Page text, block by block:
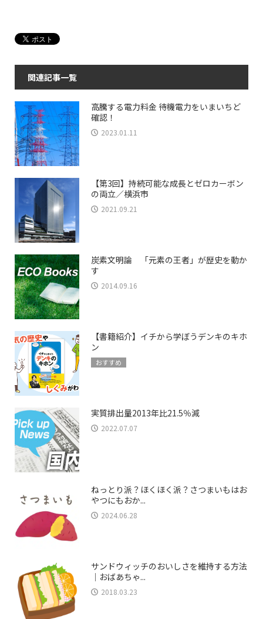
関連記事一覧
高騰する電力料金 待機電力をいまいちど
確認！
2023.01.11
【第3回】持続可能な成長とゼロカーボン
の両立／横浜市
2021.09.21
炭素文明論 「元素の王者」が歴史を動か
す
2014.09.16
【書籍紹介】イチから学ぼうデンキのキホ
ン
おすすめ
実質排出量2013年比21.5％減
2022.07.07
ねっとり派？ほくほく派？さつまいもはお
やつにもおか...
2024.06.28
サンドウィッチのおいしさを維持する方法
｜おばあちゃ...
2018.03.23